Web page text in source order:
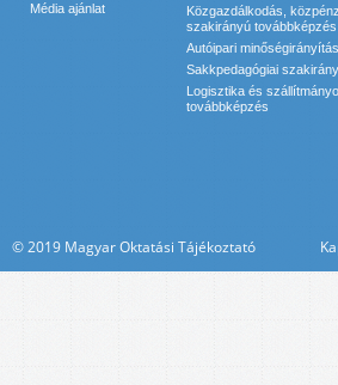
Média ajánlat
Közgazdálkodás,
szakirányú továbbképzés
Autóipari
Sakkpedagógiai
Logisztika és
továbbképzés
© 2019 Magyar Oktatási Tájékoztató